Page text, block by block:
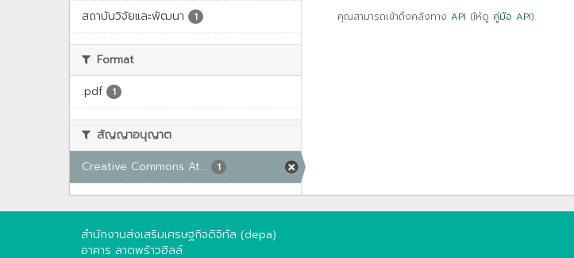
สถาบันวิจัยและพัฒนา 1
Format
.pdf
1
สัญญาอนุญาต
Creative Commons At...
1
คุณสามารถเข้าถึงคลังทาง API (ให้ดู คู่มือ API).
สำนักงานส่งเสริมเศรษฐกิจดิจิทัล (depa)
อาคาร ลาดพร้าวฮิลล์